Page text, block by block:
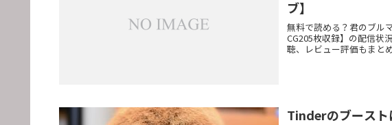
ブ】
無料で読める？君のブル
CG205枚収録】の配信状
聴、レビュー評価もまと
Tinderのブースト